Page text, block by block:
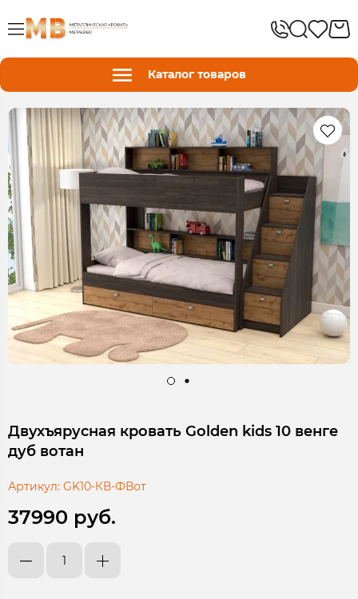
Каталог товаров
Двухъярусная кровать Golden kids 10 венге
дуб вотан
Артикул: GK10-КВ-ФВот
37990 руб.